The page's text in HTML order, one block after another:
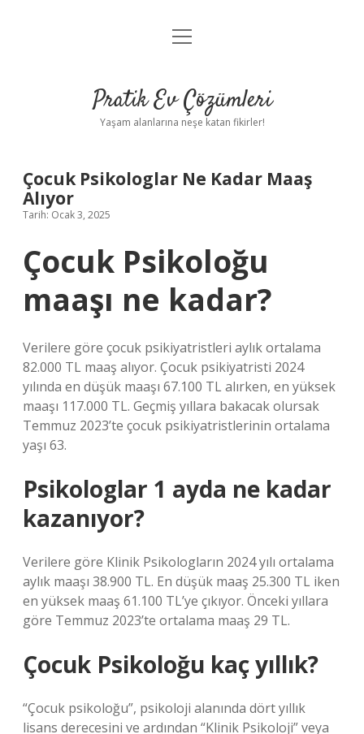
Anasayfa
Yasal Uyarı
menüyü
Pratik Ev Çözümleri
Yaşam alanlarına neşe katan fikirler!
Çocuk Psikologlar Ne Kadar Maaş
Alıyor
Tarih: Ocak 3, 2025
Çocuk Psikoloğu
maaşı ne kadar?
Verilere göre çocuk psikiyatristleri aylık ortalama
82.000 TL maaş alıyor. Çocuk psikiyatristi 2024
yılında en düşük maaşı 67.100 TL alırken, en yüksek
maaşı 117.000 TL. Geçmiş yıllara bakacak olursak
Temmuz 2023’te çocuk psikiyatristlerinin ortalama
yaşı 63.
Psikologlar 1 ayda ne kadar
kazanıyor?
Verilere göre Klinik Psikologların 2024 yılı ortalama
aylık maaşı 38.900 TL. En düşük maaş 25.300 TL iken
en yüksek maaş 61.100 TL’ye çıkıyor. Önceki yıllara
göre Temmuz 2023’te ortalama maaş 29 TL.
Çocuk Psikoloğu kaç yıllık?
“Çocuk psikoloğu”, psikoloji alanında dört yıllık
lisans derecesini ve ardından “Klinik Psikoloji” veya